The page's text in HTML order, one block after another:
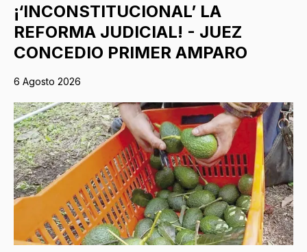
¡‘INCONSTITUCIONAL’ LA
REFORMA JUDICIAL! - JUEZ
CONCEDIO PRIMER AMPARO
6 Agosto 2026